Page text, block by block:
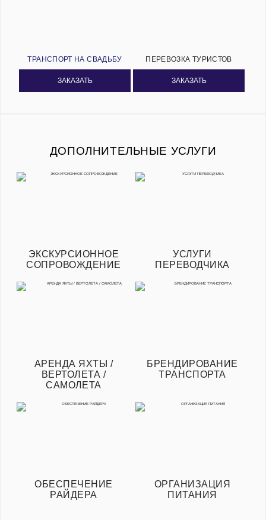
ТРАНСПОРТ НА СВАДЬБУ
ЗАКАЗАТЬ
ПЕРЕВОЗКА ТУРИСТОВ
ЗАКАЗАТЬ
ДОПОЛНИТЕЛЬНЫЕ УСЛУГИ
ЭКСКУРСИОННОЕ
СОПРОВОЖДЕНИЕ
УСЛУГИ
ПЕРЕВОДЧИКА
АРЕНДА ЯХТЫ /
ВЕРТОЛЕТА /
САМОЛЕТА
БРЕНДИРОВАНИЕ
ТРАНСПОРТА
ОБЕСПЕЧЕНИЕ
РАЙДЕРА
ОРГАНИЗАЦИЯ
ПИТАНИЯ